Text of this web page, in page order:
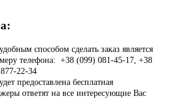
способом сделать заказ является
телефона: +38 (099) 081-45-17, +38
22-34
предоставлена бесплатная
ответят на все интересующие Вас